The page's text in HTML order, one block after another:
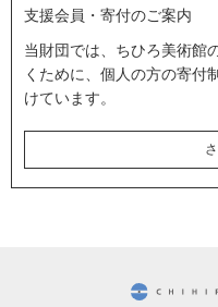
支援会員・寄付のご案内
当財団では、ちひろ美術館
くために、個人の方の寄付
けています。